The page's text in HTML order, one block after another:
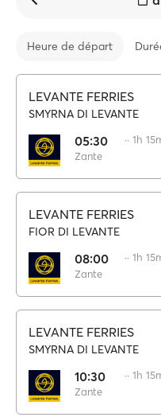
Heure de départ
LEVANTE FERRIES
SMYRNA DI LEVANTE
05:30
Zante
·· 1h
LEVANTE FERRIES
FIOR DI LEVANTE
08:00
Zante
·· 1h
LEVANTE FERRIES
SMYRNA DI LEVANTE
10:30
Zante
·· 1h